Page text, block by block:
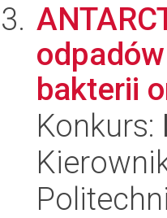
bakterii
Konkurs: